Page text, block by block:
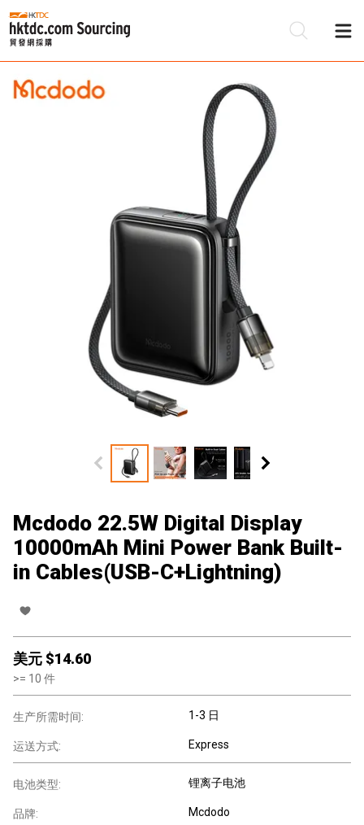
Mcdodo 22.5W Digital Display
10000mAh Mini Power Bank Built-
in Cables(USB-C+Lightning)
美元 $14.60
>= 10 件
生产所需时间: 1-3 日
运送方式: Express
电池类型: 锂离子电池
品牌: Mcdodo